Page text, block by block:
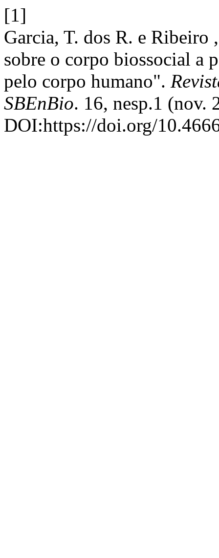
[1]
Garcia, T. dos R. e Ribeiro
sobre o corpo biossocial a
pelo corpo humano".
SBEnBio. 16, nesp.1 (nov.
DOI:https://doi.org/